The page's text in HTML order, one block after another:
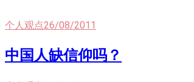
个人观点26/08/2011
中国人缺信仰吗？